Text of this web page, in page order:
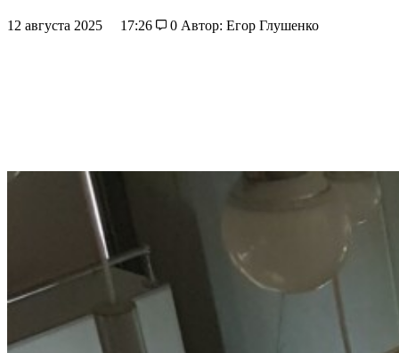
12 августа 2025 17:26 0 Автор: Егор Глушенко